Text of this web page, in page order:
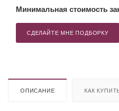
Минимальная стоимость
СДЕЛАЙТЕ МНЕ ПОДБОРКУ
ОПИСАНИЕ КАК